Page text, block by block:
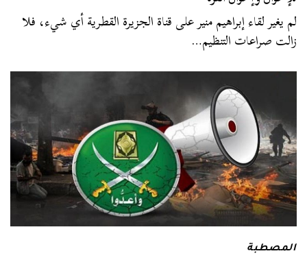
لم يغير لقاء إبراهيم منير على قناة الجزيرة القطرية أي شيء، فلا
زالت صراعات التنظيم…
المصطبة